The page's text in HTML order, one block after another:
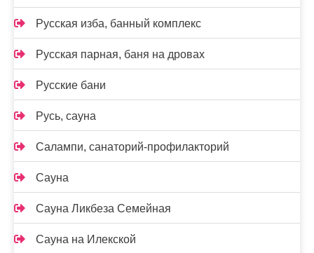
Русская изба, банный комплекс
Русская парная, баня на дровах
Русские бани
Русь, сауна
Салампи, санаторий-профилакторий
Сауна
Сауна Ликбеза Семейная
Сауна на Илекской